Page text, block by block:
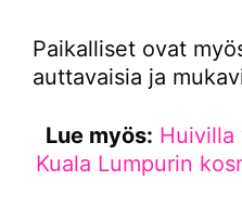
Paikalliset ovat
auttavaisia ja
Lue myös: Huivilla
Kuala Lumpurin